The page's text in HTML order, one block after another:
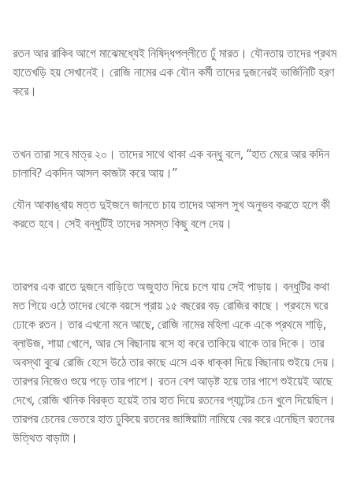
রতন আর রাকিব আগে মাঝেমধ্যেই নিষিদ্ধপল্লীতে ঢুঁ মারত। যৌনতায় তাদের প্রথম
হাতেখড়ি হয় সেখানেই। রোজি নামের এক যৌন কর্মী তাদের দুজনেরই ভার্জিনিটি হরণ
করে।
তখন তারা সবে মাত্র ২০। তাদের সাথে থাকা এক বন্ধু বলে, “হাত মেরে আর কদিন
চালাবি? একদিন আসল কাজটা করে আয়।”
যৌন আকাঙ্খায় মত্ত দুইজনে জানতে চায় তাদের আসল সুখ অনুভব করতে হলে কী
করতে হবে। সেই বন্ধুটিই তাদের সমস্ত কিছু বলে দেয়।
তারপর এক রাতে দুজনে বাড়িতে অজুহাত দিয়ে চলে যায় সেই পাড়ায়। বন্ধুটির কথা
মত গিয়ে ওঠে তাদের থেকে বয়সে প্রায় ১৫ বছরের বড় রোজির কাছে। প্রথমে ঘরে
ঢোকে রতন। তার এখনো মনে আছে, রোজি নামের মহিলা একে একে প্রথমে শাড়ি,
ব্লাউজ, শায়া খোলে, আর সে বিছানায় বসে হা করে তাকিয়ে থাকে তার দিকে। তার
অবস্থা বুঝে রোজি হেসে উঠে তার কাছে এসে এক ধাক্কা দিয়ে বিছানায় শুইয়ে দেয়।
তারপর নিজেও শুয়ে পড়ে তার পাশে। রতন বেশ আড়ষ্ট হয়ে তার পাশে শুইয়েই আছে
দেখে, রোজি খানিক বিরক্ত হয়েই তার হাত দিয়ে রতনের প্যান্টের চেন খুলে দিয়েছিল।
তারপর চেনের ভেতরে হাত ঢুকিয়ে রতনের জাঙ্গিয়াটা নামিয়ে বের করে এনেছিল রতনের
উত্থিত বাড়াটা।